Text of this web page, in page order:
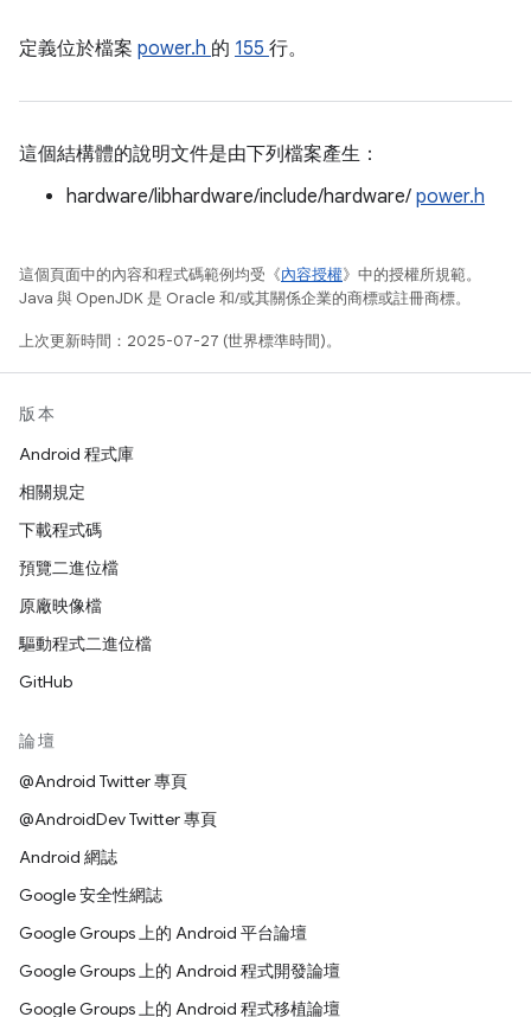
定義位於檔案 power.h 的 155 行。
這個結構體的說明文件是由下列檔案產生：
hardware/libhardware/include/hardware/ power.h
這個頁面中的內容和程式碼範例均受《內容授權》中的授權所規範。
Java 與 OpenJDK 是 Oracle 和/或其關係企業的商標或註冊商標。
上次更新時間：2025-07-27 (世界標準時間)。
版本
Android 程式庫
相關規定
下載程式碼
預覽二進位檔
原廠映像檔
驅動程式二進位檔
GitHub
論壇
@Android Twitter 專頁
@AndroidDev Twitter 專頁
Android 網誌
Google 安全性網誌
Google Groups 上的 Android 平台論壇
Google Groups 上的 Android 程式開發論壇
Google Groups 上的 Android 程式移植論壇